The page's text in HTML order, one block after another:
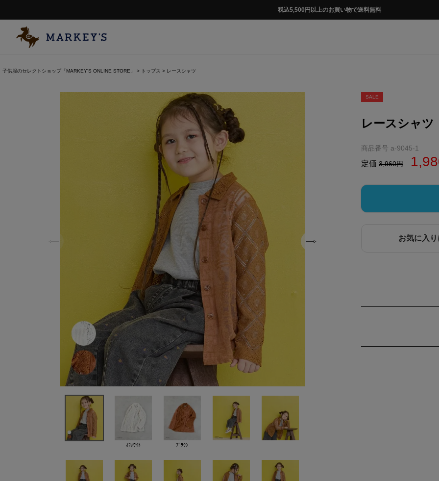
税込5,500円以上のお買い物で送料無料
子供服のセレクトショップ「MARKEY'S ONLINE STORE」 トップス レースシャツ
ｵﾌﾎﾜｲﾄ ﾌﾞﾗｳﾝ
SALE
レースシャツ
商品番号 a-9045-1
定価 3,960
お気に入